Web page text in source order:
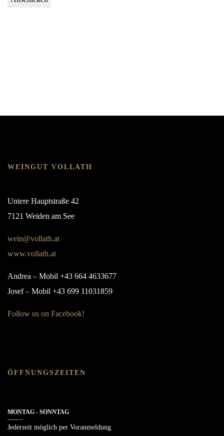
WEINGUT VOLLATH
Untere Hauptstraße 42
7121 Weiden am See
wein@vollath.at
www.vollath.at
Andrea – Mobil +43 664 4633677
Josef – Mobil +43 699 11031859
Follow us on Facebook!
ÖFFNUNGSZEITEN
MONTAG - SONNTAG
Jederzeit möglich per Voranmeldung